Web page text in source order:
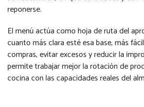
reponerse.
El menú actúa como hoja de ruta del
cuanto más clara esté esa base, más
compras, evitar excesos y reducir la
permite trabajar mejor la rotación de
cocina con las capacidades reales del